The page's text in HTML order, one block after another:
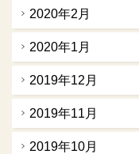
2020年2月
2020年1月
2019年12月
2019年11月
2019年10月